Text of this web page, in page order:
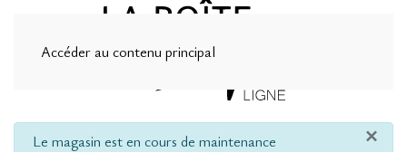
Accéder au contenu principal
×
info
Le magasin est en cours de maintenance